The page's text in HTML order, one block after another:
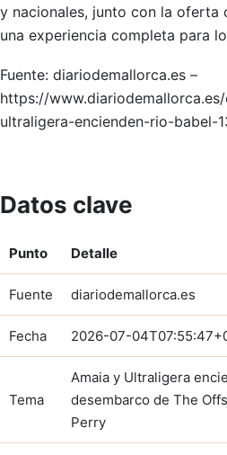
y nacionales, junto con la oferta
una experiencia completa para
Fuente: diariodemallorca.es –
https://
ultraligera-encienden-rio-babel-
Datos clave
Punto Detalle
Fuente diariodemallorca.es
Fecha 2026-07-
Tema
Amaia y Ultraligera
desembarco de The
Perry